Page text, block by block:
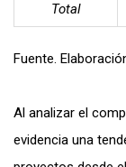
Total
Fuente.
Al analizar el
evidencia una